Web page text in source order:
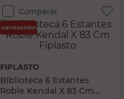
Comparar
FIPLASTO
Biblioteca 6 Estantes
Roble Kendal X 83 Cm